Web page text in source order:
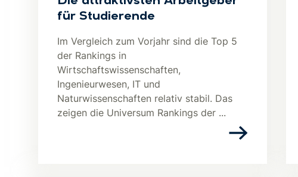
für Studierende
Im Vergleich zum Vorjahr sind die Top 5
der Rankings in
Wirtschaftswissenschaften,
Ingenieurwesen, IT und
Naturwissenschaften relativ stabil. Das
zeigen die Universum Rankings der ...